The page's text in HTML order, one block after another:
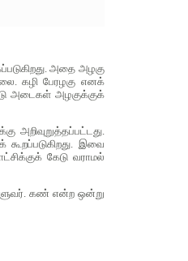
அதை அழகு
கழி பேரழகு எனக்
அடைகள் அழகுக்குக்
அறிவுறுத்தப்பட்டது.
கூறப்படுகிறது. இவை
கேடு வராமல்
கண் என்ற ஒன்று